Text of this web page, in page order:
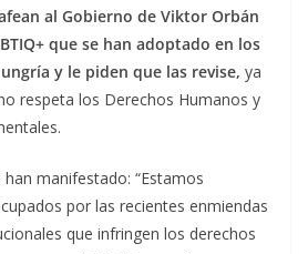
al Gobierno de Viktor Orbán
que se han adoptado en los
y le piden que las revise, ya
respeta los Derechos Humanos y
manifestado: “Estamos
por las recientes enmiendas
que infringen los derechos